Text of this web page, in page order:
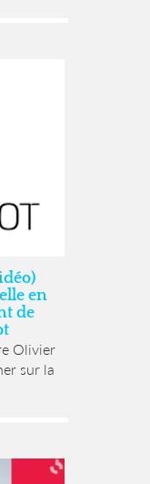
en
de
Olivier
sur la